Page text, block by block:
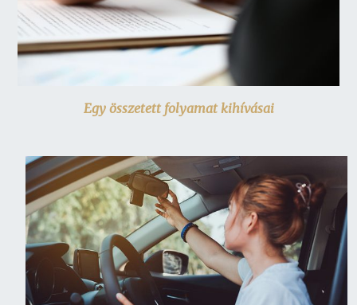
Egy összetett folyamat kihívásai